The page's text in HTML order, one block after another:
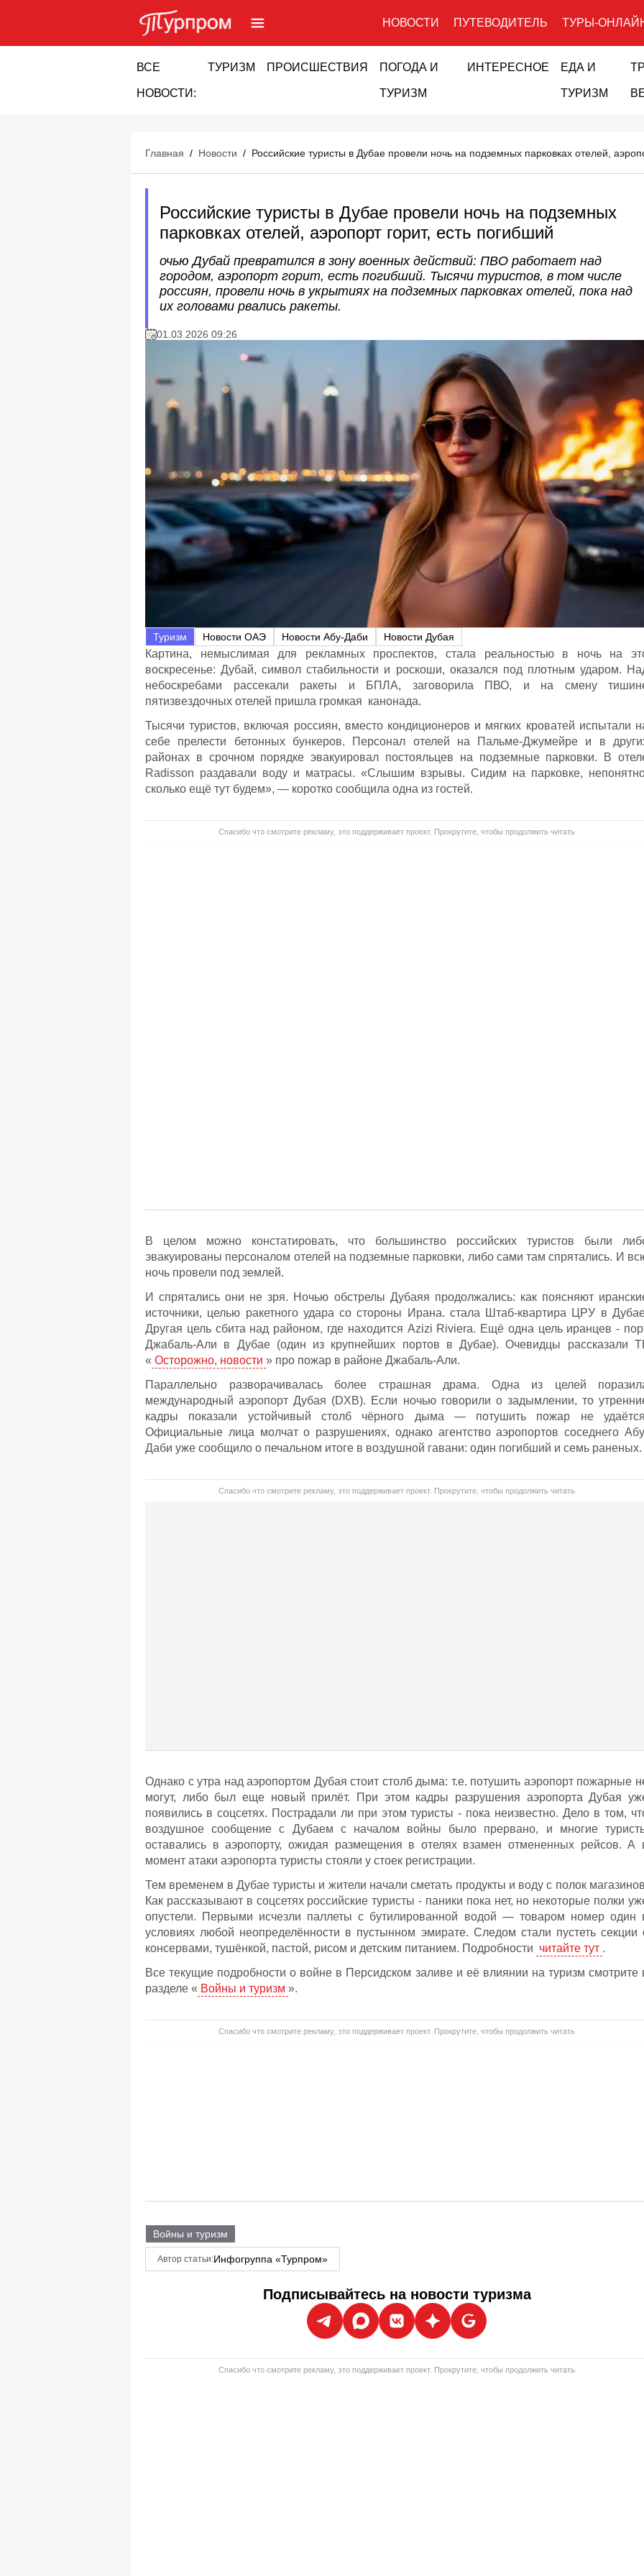
НОВОСТИ ПУТЕВОДИТЕЛЬ ТУРЫ-
ВСЕ
НОВОСТИ:
ТУРИЗМ ПРОИСШЕСТВИЯ ПОГОДА И
ТУРИЗМ
ИНТЕРЕСНОЕ ЕДА И
ТУРИЗМ
Главная / Новости / Российские туристы в Дубае провели ночь на подземных парковках отелей,
Российские туристы в Дубае провели ночь на подземных
парковках отелей, аэропорт горит, есть погибший
очью Дубай превратился в зону военных действий: ПВО работает над
городом, аэропорт горит, есть погибший. Тысячи туристов, в том числе
россиян, провели ночь в укрытиях на подземных парковках отелей, пока над
их головами рвались ракеты.
01.03.2026 09:26
Туризм Новости ОАЭ Новости Абу-Даби Новости Дубая
Картина, немыслимая для рекламных проспектов, стала реальностью в ночь на
воскресенье: Дубай, символ стабильности и роскоши, оказался под плотным ударом.
небоскребами рассекали ракеты и БПЛА, заговорила ПВО, и на смену
пятизвездочных отелей пришла громкая канонада.
Тысячи туристов, включая россиян, вместо кондиционеров и мягких кроватей испытали
себе прелести бетонных бункеров. Персонал отелей на Пальме-Джумейре и в
районах в срочном порядке эвакуировал постояльцев на подземные парковки. В
Radisson раздавали воду и матрасы. «Слышим взрывы. Сидим на парковке,
сколько ещё тут будем», — коротко сообщила одна из гостей.
Спасибо что смотрите рекламу, это поддерживает проект. Прокрутите, чтобы продолжить читать
В целом можно констатировать, что большинство российских туристов были
эвакуированы персоналом отелей на подземные парковки, либо сами там спрятались. И
ночь провели под землей.
И спрятались они не зря. Ночью обстрелы Дубаяя продолжались: как поясняют
источники, целью ракетного удара со стороны Ирана. стала Штаб-квартира ЦРУ в
Другая цель сбита над районом, где находится Azizi Riviera. Ещё одна цель иранцев -
Джабаль-Али в Дубае (один из крупнейших портов в Дубае). Очевидцы рассказали
« Осторожно, новости » про пожар в районе Джабаль-Али.
Параллельно разворачивалась более страшная драма. Одна из целей
международный аэропорт Дубая (DXB). Если ночью говорили о задымлении, то
кадры показали устойчивый столб чёрного дыма — потушить пожар не
Официальные лица молчат о разрушениях, однако агентство аэропортов соседнего
Даби уже сообщило о печальном итоге в воздушной гавани: один погибший и семь раненых.
Спасибо что смотрите рекламу, это поддерживает проект. Прокрутите, чтобы продолжить читать
Однако с утра над аэропортом Дубая стоит столб дыма: т.е. потушить аэропорт пожарные
могут, либо был еще новый прилёт. При этом кадры разрушения аэропорта Дубая
появились в соцсетях. Пострадали ли при этом туристы - пока неизвестно. Дело в том,
воздушное сообщение с Дубаем с началом войны было прервано, и многие
оставались в аэропорту, ожидая размещения в отелях взамен отмененных рейсов. А
момент атаки аэропорта туристы стояли у стоек регистрации.
Тем временем в Дубае туристы и жители начали сметать продукты и воду с полок
Как рассказывают в соцсетях российские туристы - паники пока нет, но некоторые полки
опустели. Первыми исчезли паллеты с бутилированной водой — товаром номер один
условиях любой неопределённости в пустынном эмирате. Следом стали пустеть секции
консервами, тушёнкой, пастой, рисом и детским питанием. Подробности читайте тут .
Все текущие подробности о войне в Персидском заливе и её влиянии на туризм смотрите
разделе « Войны и туризм ».
Спасибо что смотрите рекламу, это поддерживает проект. Прокрутите, чтобы продолжить читать
Войны и туризм
Автор статьи:Инфогруппа «Турпром»
Подписывайтесь на новости туризма
Спасибо что смотрите рекламу, это поддерживает проект. Прокрутите, чтобы продолжить читать